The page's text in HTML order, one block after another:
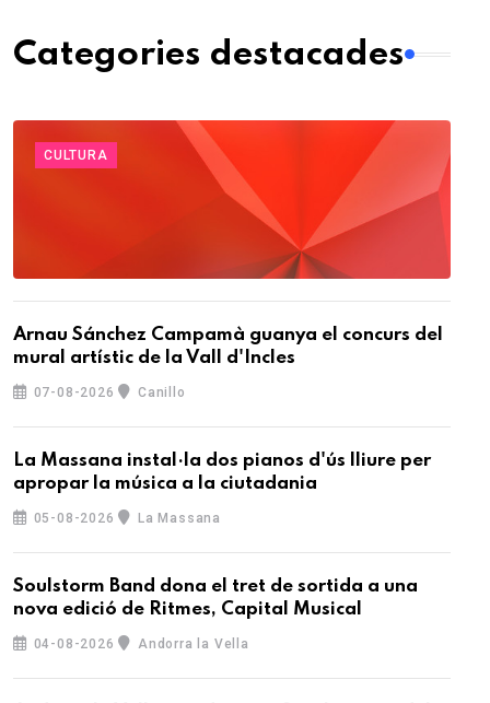
Categories destacades
CULTURA
Arnau Sánchez Campamà guanya el concurs del
mural artístic de la Vall d'Incles
07-08-2026 Canillo
La Massana instal·la dos pianos d'ús lliure per
apropar la música a la ciutadania
05-08-2026 La Massana
Soulstorm Band dona el tret de sortida a una
nova edició de Ritmes, Capital Musical
04-08-2026 Andorra la Vella